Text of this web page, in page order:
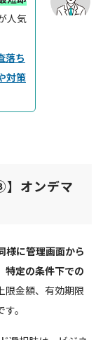
人気
落ち
対策
オンデマ
様に管理画面から
特定の条件下での
限金額、有効期限
。